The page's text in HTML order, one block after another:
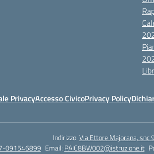
PrivacyAccesso CivicoPrivacy Policy
Indirizzo:Via Ettore Majorana, snc
091546899 Email: PAIC8BW002@istruzione.it